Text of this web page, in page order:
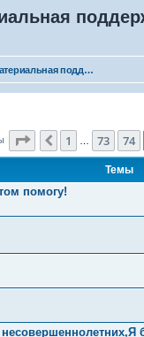
Материальная поддержка
Страница 75из 149
Пред.
1 73 74
Темы
помогу!